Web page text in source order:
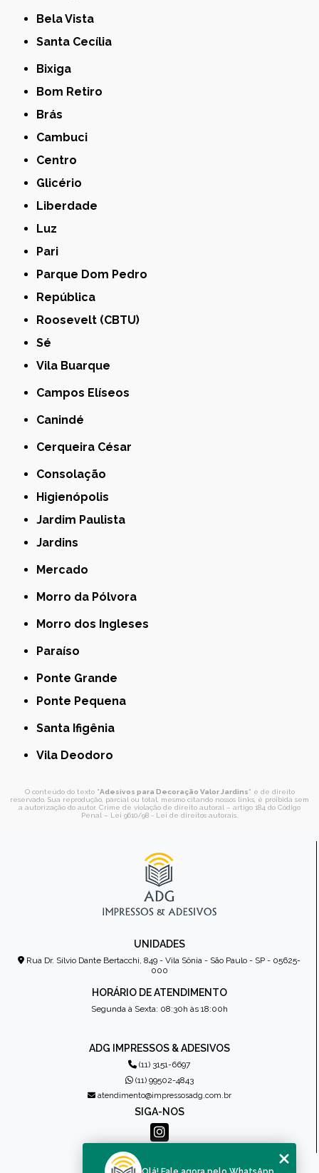
Bela Vista
Santa Cecília
Bixiga
Bom Retiro
Brás
Cambuci
Centro
Glicério
Liberdade
Luz
Pari
Parque Dom Pedro
República
Roosevelt (CBTU)
Sé
Vila Buarque
Campos Elíseos
Canindé
Cerqueira César
Consolação
Higienópolis
Jardim Paulista
Jardins
Mercado
Morro da Pólvora
Morro dos Ingleses
Paraíso
Ponte Grande
Ponte Pequena
Santa Ifigênia
Vila Deodoro
O conteúdo do texto "Adesivos para Decoração Valor Jardins" é de direito
reservado. Sua reprodução, parcial ou total, mesmo citando nossos links, é proibida sem
a autorização do autor. Crime de violação de direito autoral – artigo 184 do Código
Penal – Lei 9610/98 - Lei de direitos autorais
UNIDADES
Rua Dr. Sílvio Dante Bertacchi, 849 - Vila Sônia - São Paulo - SP - 05625-
000
HORÁRIO DE ATENDIMENTO
Segunda à Sexta: 08:30h às 18:00h
ADG IMPRESSOS & ADESIVOS
(11) 3151-6697
(11) 99502-4843
atendimento@impressosadg.com.br
SIGA-NOS
MENU